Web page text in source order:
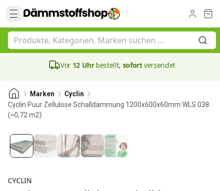
Vor 12 Uhrbestellt, sofortversendet
Marken
Cyclin
Cyclin Puur Zellulose Schalldämmung 1200x600x60mm WLS 038
(=0,72 m2)
CYCLIN